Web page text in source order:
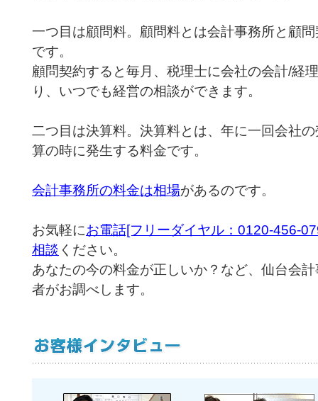
一つ目は顧問料。顧問料とは会計事務所と顧
です。
顧問契約すると毎月、税理士に会社の会計/経
り、いつでも経営の相談ができます。
二つ目は決算料。決算料とは、年に一回会社
算の時に発生する料金です。
会計事務所の料金は相場があるのです。
お気軽にお電話[フリーダイヤル：0120-456-
相談 ください。
あなたの今の料金が正しいか？など、仙台会
者がお調べします。